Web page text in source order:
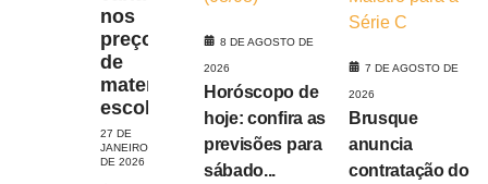
nos
preços
de
materiais
escolares
27 DE
JANEIRO
DE 2026
8 DE AGOSTO DE
2026
Horóscopo de
hoje: confira as
previsões para
sábado...
7 DE AGOSTO DE
2026
Brusque
anuncia
contratação do